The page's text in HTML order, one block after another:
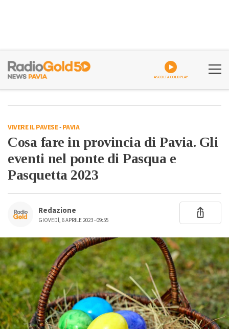
VIVERE IL PAVESE-PAVIA
Cosa fare in provincia di Pavia. Gli
eventi nel ponte di Pasqua e
Pasquetta 2023
Redazione
GIOVEDÌ, 6 APRILE 2023 - 09:55